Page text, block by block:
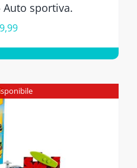
Auto sportiva.
9,99